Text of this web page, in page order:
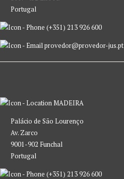
Portugal
(+351) 213 926 600
provedor@provedor-jus.pt
MADEIRA
Palácio de São Lourenço
Av. Zarco
9001-902 Funchal
Portugal
(+351) 213 926 600